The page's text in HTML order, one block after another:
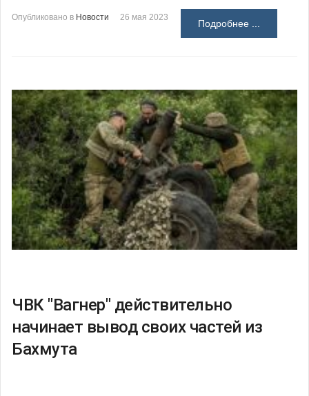
Опубликовано в Новости 26 мая 2023
Подробнее ...
ЧВК "Вагнер" действительно
начинает вывод своих частей из
Бахмута